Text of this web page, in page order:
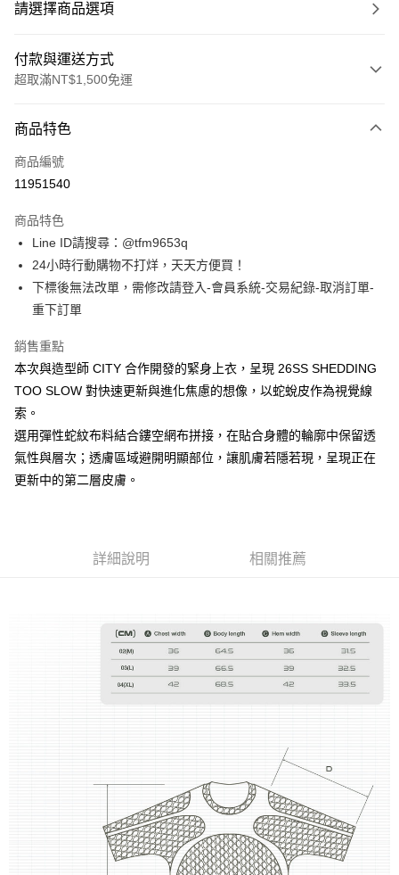
請選擇商品選項
付款與運送方式
超取滿NT$1,500免運
信用卡一次付款
信用卡分期付款
合作金庫商業銀行
華南商業銀行
上海商業儲蓄銀行
台北富邦商業銀行
國泰世華商業銀行
兆豐國際商業銀行
臺灣中小企業銀行
聯邦商業銀行
元大商業銀行
永豐商業銀行
台新國際商業銀行
中國信託商業銀行
超商取貨付款
LINE Pay
Apple Pay
悠遊付
ATM付款
運送方式
全家取貨付款
每筆NT$60，滿NT$1,500(含以上)免運費
查看運費
國家/地區配送/EMS 查看運費
商品特色
商品編號
11951540
商品特色
Line ID請搜尋：@tfm9653q
24小時行動購物不打烊，天天方便買！
下標後無法改單，需修改請登入-會員系統-交易紀錄-取消訂單-
重下訂單
銷售重點
本次與造型師 CITY 合作開發的緊身上衣，呈現 26SS SHEDDING
TOO SLOW 對快速更新與進化焦慮的想像，以蛇蛻皮作為視覺線
索。
選用彈性蛇紋布料結合鏤空網布拼接，在貼合身體的輪廓中保留透
氣性與層次；透膚區域避開明顯部位，讓肌膚若隱若現，呈現正在
更新中的第二層皮膚。
詳細說明 相關推薦